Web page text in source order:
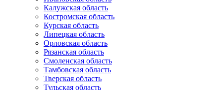
Калужская область
Костромская область
Курская область
Липецкая область
Орловская область
Рязанская область
Смоленская область
Тамбовская область
Тверская область
Тульская область